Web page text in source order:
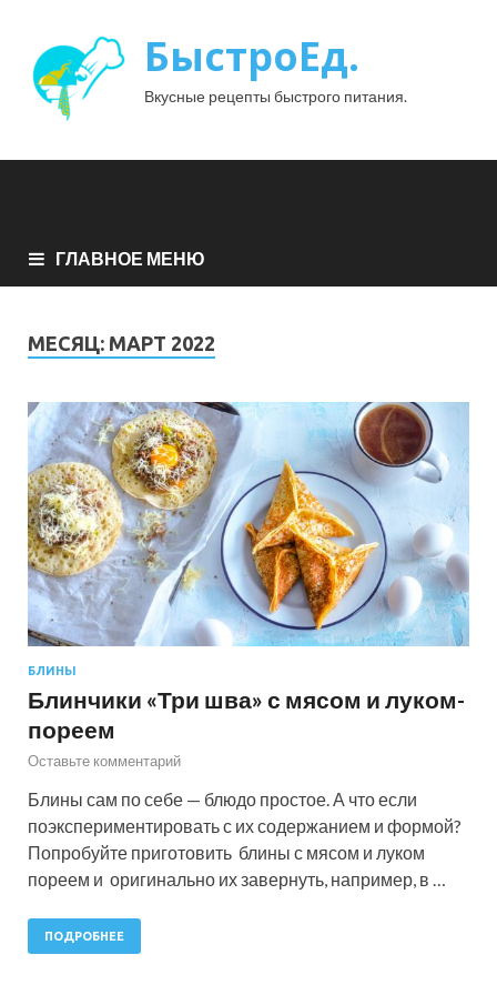
БыстроЕд.
Вкусные рецепты быстрого питания.
ГЛАВНОЕ МЕНЮ
МЕСЯЦ: МАРТ 2022
БЛИНЫ
Блинчики «Три шва» с мясом и луком-
пореем
Оставьте комментарий
Блины сам по себе — блюдо простое. А что если
поэкспериментировать с их содержанием и формой?
Попробуйте приготовить блины с мясом и луком
пореем и оригинально их завернуть, например, в …
ПОДРОБНЕЕ